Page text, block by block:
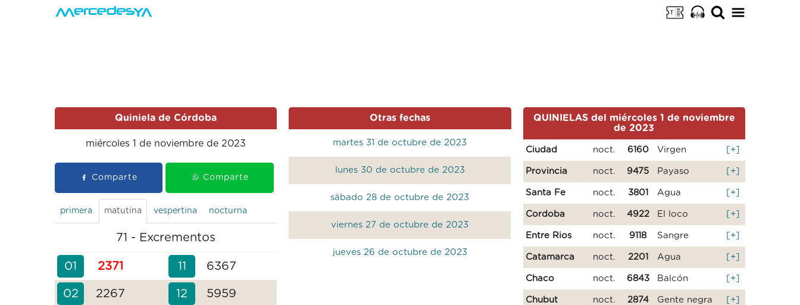
Quiniela de Córdoba
miércoles 1 de noviembre de 2023
Comparte Comparte
primera matutina vespertina nocturna
71 - Excrementos
01 2371 11 6367
02 2267 12 5959
Otras fechas
martes 31 de octubre de 2023
lunes 30 de octubre de 2023
sábado 28 de octubre de 2023
viernes 27 de octubre de 2023
jueves 26 de octubre de 2023
QUINIELAS del miércoles 1 de noviembre
de 2023
Ciudad noct. 6160 Virgen [+]
Provincia noct. 9475 Payaso [+]
Santa Fe noct. 3801 Agua [+]
Cordoba noct. 4922 El loco [+]
Entre Rios noct. 9118 Sangre [+]
Catamarca noct. 2201 Agua [+]
Chaco noct. 6843 Balcón [+]
Chubut noct. 2874 Gente negra [+]